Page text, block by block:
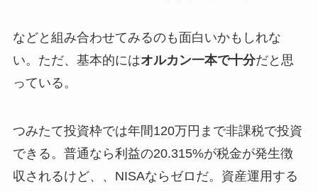
などと組み合わせてみるのも面白いかもしれな
い。ただ、基本的にはオルカン一本で十分だと思
っている。
つみたて投資枠では年間120万円まで非課税で投資
できる。普通なら利益の20.315%が税金が発生徴
収されるけど、、NISAならゼロだ。資産運用する